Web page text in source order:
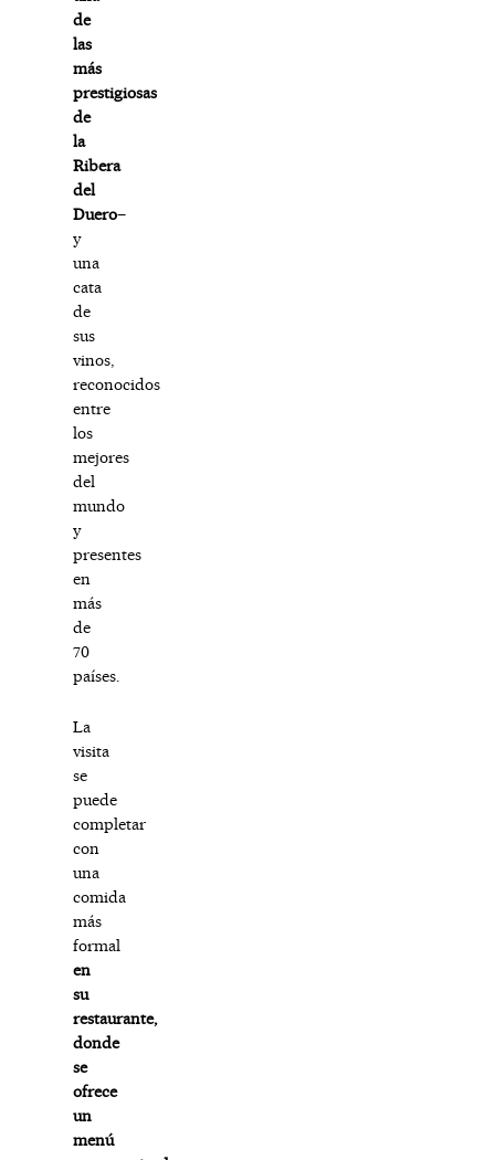
de
las
más
prestigiosas
de
la
Ribera
del
Duero–
y
una
cata
de
sus
vinos,
reconocidos
entre
los
mejores
del
mundo
y
presentes
en
más
de
70
países.
La
visita
se
puede
completar
con
una
comida
más
formal
en
su
restaurante,
donde
se
ofrece
un
menú